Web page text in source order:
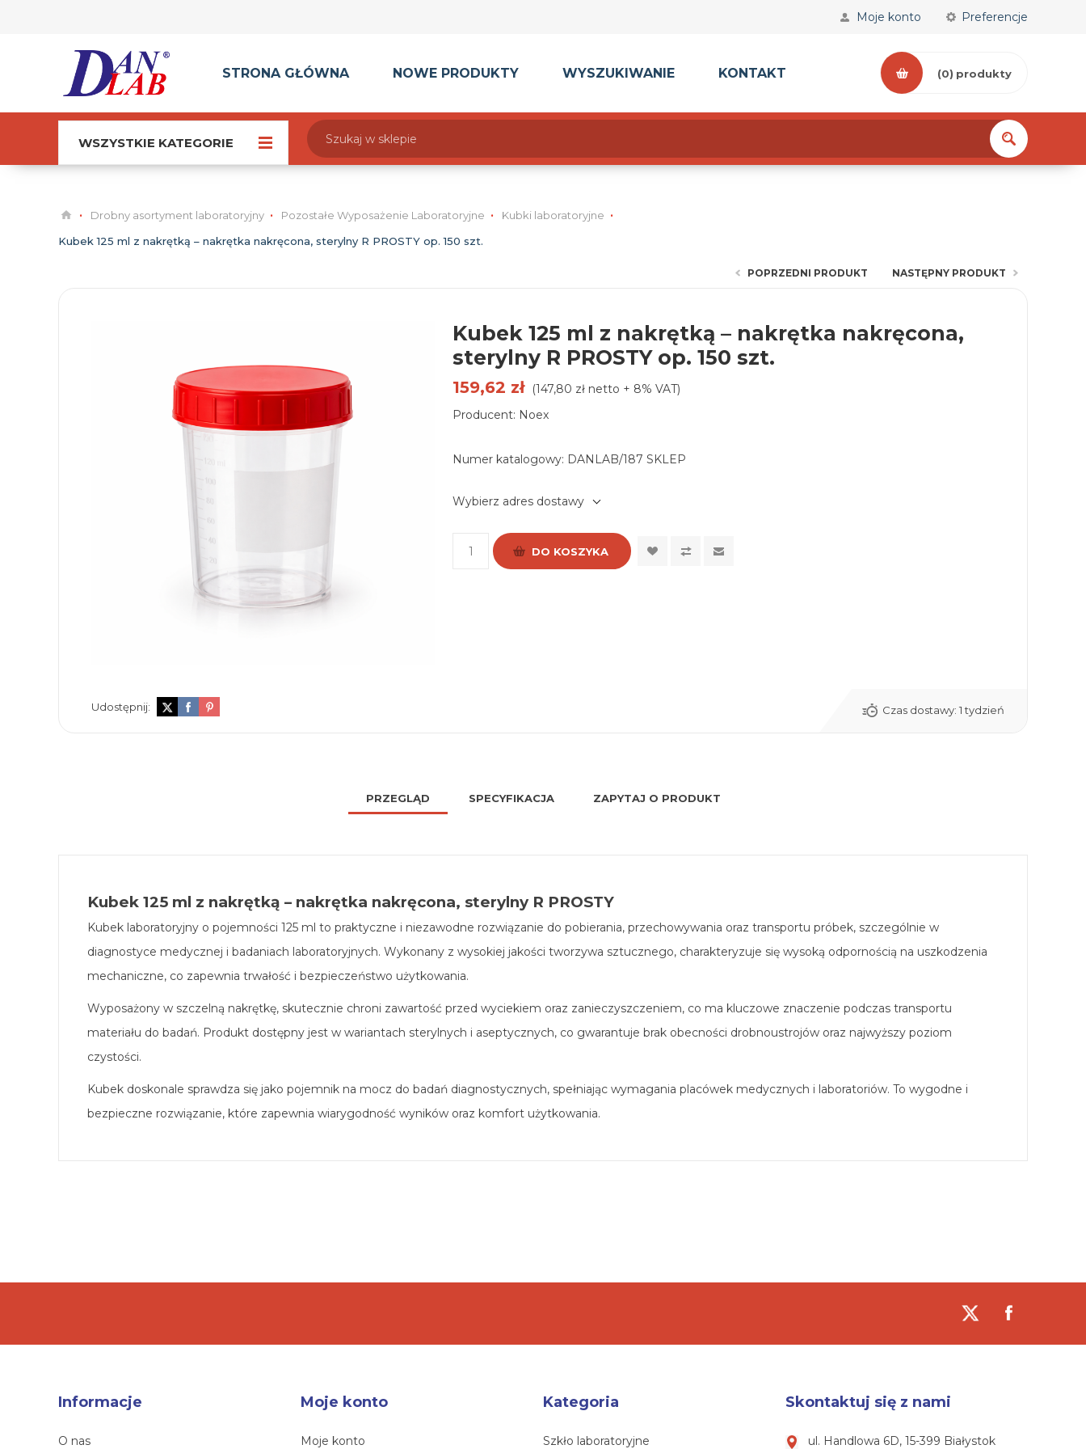
Preferencje
Moje konto
STRONA GŁÓWNA NOWE PRODUKTY WYSZUKIWANIE KONTAKT (0) produkty
WSZYSTKIE KATEGORIE
Drobny asortyment laboratoryjny Pozostałe Wyposażenie Laboratoryjne
Kubki laboratoryjne
Kubek 125 ml z nakrętką – nakrętka nakręcona, sterylny R PROSTY op. 150 szt.
POPRZEDNI PRODUKT NASTĘPNY PRODUKT
Kubek 125 ml z nakrętką – nakrętka nakręcona,
sterylny R PROSTY op. 150 szt.
159,62 zł (147,80 zł netto + 8% VAT)
Producent: Noex
Numer katalogowy: DANLAB/187 SKLEP
Wybierz adres dostawy
DO KOSZYKA
Udostępnij: Czas dostawy: 1 tydzień
PRZEGLĄD SPECYFIKACJA ZAPYTAJ O PRODUKT
Kubek 125 ml z nakrętką – nakrętka nakręcona, sterylny R PROSTY
Kubek laboratoryjny o pojemności 125 ml to praktyczne i niezawodne rozwiązanie do pobierania, przechowywania oraz transportu próbek, szczególnie w
diagnostyce medycznej i badaniach laboratoryjnych. Wykonany z wysokiej jakości tworzywa sztucznego, charakteryzuje się wysoką odpornością na uszkodzenia
mechaniczne, co zapewnia trwałość i bezpieczeństwo użytkowania.
Wyposażony w szczelną nakrętkę, skutecznie chroni zawartość przed wyciekiem oraz zanieczyszczeniem, co ma kluczowe znaczenie podczas transportu
materiału do badań. Produkt dostępny jest w wariantach sterylnych i aseptycznych, co gwarantuje brak obecności drobnoustrojów oraz najwyższy poziom
czystości.
Kubek doskonale sprawdza się jako pojemnik na mocz do badań diagnostycznych, spełniając wymagania placówek medycznych i laboratoriów. To wygodne i
bezpieczne rozwiązanie, które zapewnia wiarygodność wyników oraz komfort użytkowania.
Informacje
O nas
Moje konto
Moje konto
Kategoria
Szkło laboratoryjne
Skontaktuj się z nami
ul. Handlowa 6D, 15-399 Białystok